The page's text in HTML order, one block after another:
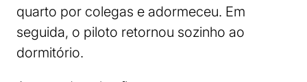
quarto por colegas e adormeceu. Em
seguida, o piloto retornou sozinho ao
dormitório.